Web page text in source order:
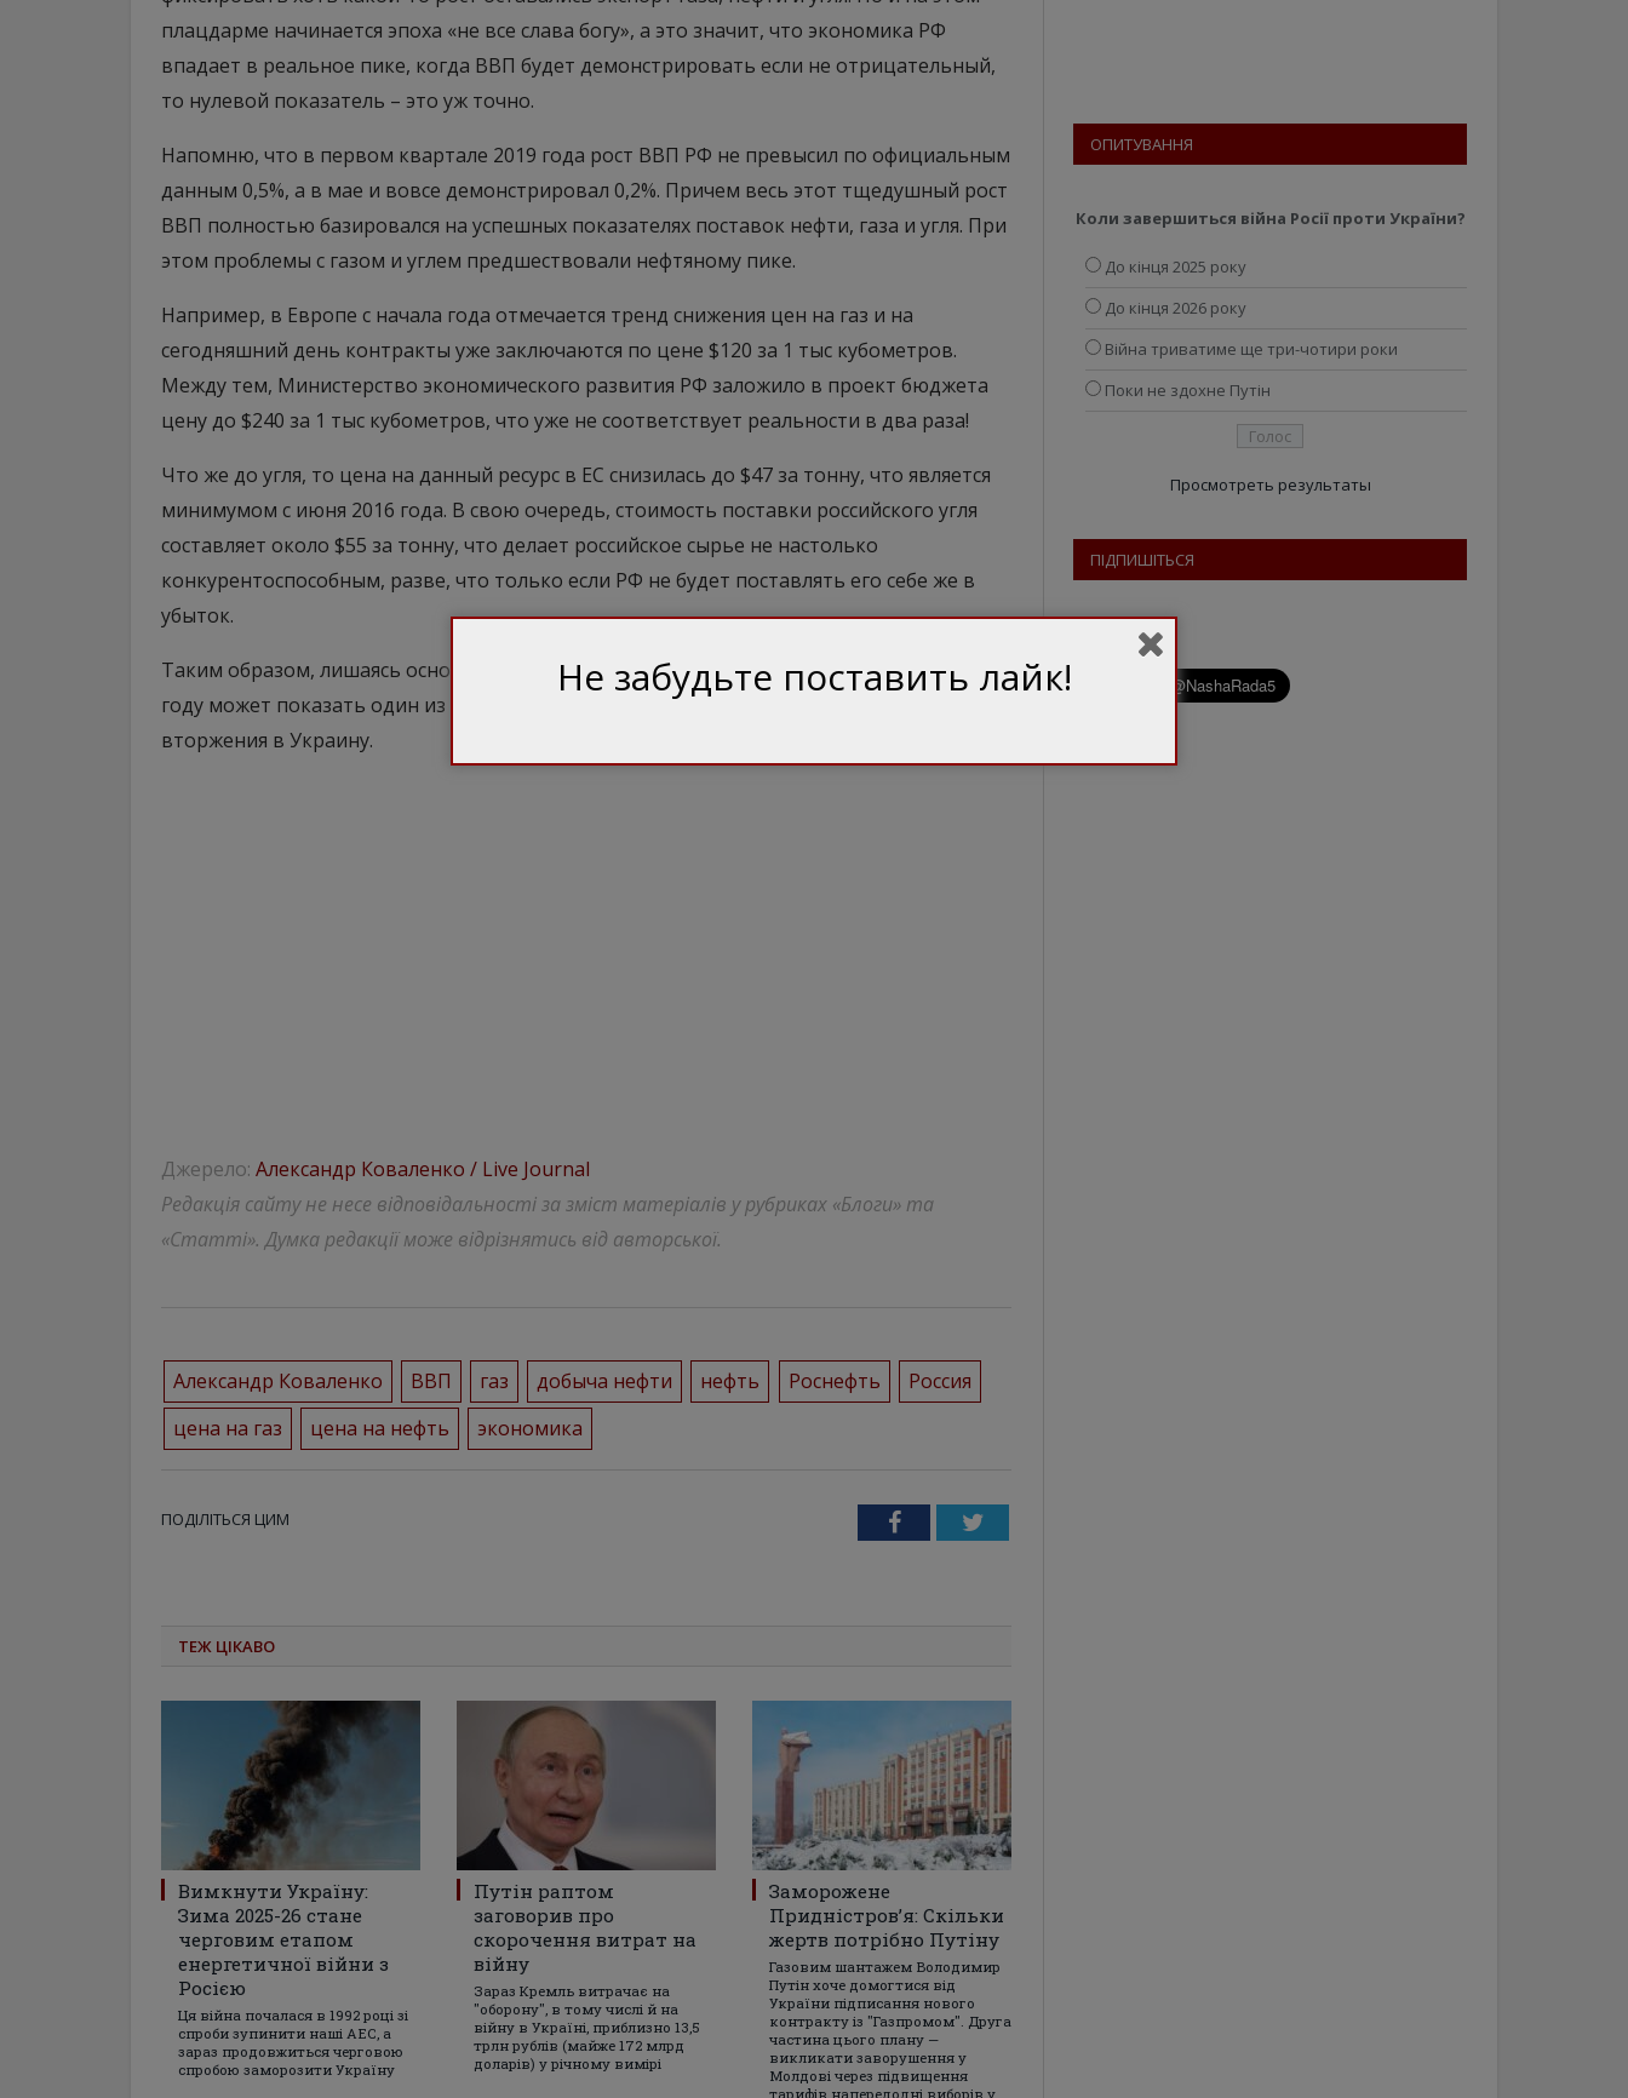
плацдарме начинается эпоха «не все слава богу», а это значит, что экономика РФ
впадает в реальное пике, когда ВВП будет демонстрировать если не отрицательный,
то нулевой показатель – это уж точно.
Напомню, что в первом квартале 2019 года рост ВВП РФ не превысил по официальным
данным 0,5%, а в мае и вовсе демонстрировал 0,2%. Причем весь этот тщедушный рост
ВВП полностью базировался на успешных показателях поставок нефти, газа и угля. При
этом проблемы с газом и углем предшествовали нефтяному пике.
Например, в Европе с начала года отмечается тренд снижения цен на газ и на
сегодняшний день контракты уже заключаются по цене $120 за 1 тыс кубометров.
Между тем, Министерство экономического развития РФ заложило в проект бюджета
цену до $240 за 1 тыс кубометров, что уже не соответствует реальности в два раза!
Что же до угля, то цена на данный ресурс в ЕС снизилась до $47 за тонну, что является
минимумом с июня 2016 года. В свою очередь, стоимость поставки российского угля
составляет около $55 за тонну, что делает российское сырье не настолько
конкурентоспособным, разве, что только если РФ не будет поставлять его себе же в
убыток.
Таким образом, лишаясь основных стимуляторов роста ВВП, Россия и вправду, в этом
году может показать один из худших результатов по росту экономики, с момента
вторжения в Украину.
Джерело: Александр Коваленко / Live Journal
Редакція сайту не несе відповідальності за зміст матеріалів у рубриках «Блоги» та
«Статті». Думка редакції може відрізнятись від авторської.
Александр Коваленко ВВП газ добыча нефти нефть Роснефть
Россия
цена на газ
цена на нефть экономика
ПОДІЛІТЬСЯ ЦИМ FacebookTwitter
ТЕЖ ЦІКАВО
Вимкнути Україну:
Зима 2025-26 стане
черговим етапом
енергетичної війни з
Росією
Ця війна почалася в 1992 році зі
спроби зупинити наші АЕС, а
зараз продовжиться черговою
спробою заморозити Україну
Путін раптом
заговорив про
скорочення витрат на
війну
Зараз Кремль витрачає на
"оборону", в тому числі й на
війну в Україні, приблизно 13,5
трлн рублів (майже 172 млрд
доларів) у річному вимірі
Заморожене
Придністров’я: Скільки
жертв потрібно Путіну
Газовим шантажем Володимир
Путін хоче домогтися від
України підписання нового
контракту із "Газпромом". Друга
частина цього плану —
викликати заворушення у
Молдові через підвищення
тарифів напередодні виборів у
ОПИТУВАННЯ
Коли завершиться війна Росії проти України?
До кінця 2025 року
До кінця 2026 року
Війна триватиме ще три-чотири роки
Поки не здохне Путін
Просмотреть результаты
ПІДПИШІТЬСЯ
Не забудьте поставить лайк!